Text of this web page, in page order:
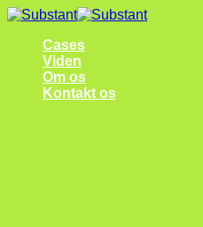
Fortsæt
indholdCases
Viden
Om os
Kontakt os